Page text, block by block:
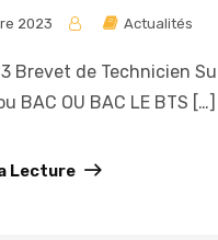
2023 Actualités
Brevet de Technicien
BAC OU BAC LE BTS […]
Lecture